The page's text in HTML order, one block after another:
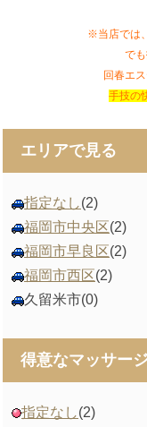
※当店では
で
回春エ
手技の
エリアで見る
指定なし(2)
福岡市中央区(2)
福岡市早良区(2)
福岡市西区(2)
久留米市(0)
得意なマッサー
指定なし(2)